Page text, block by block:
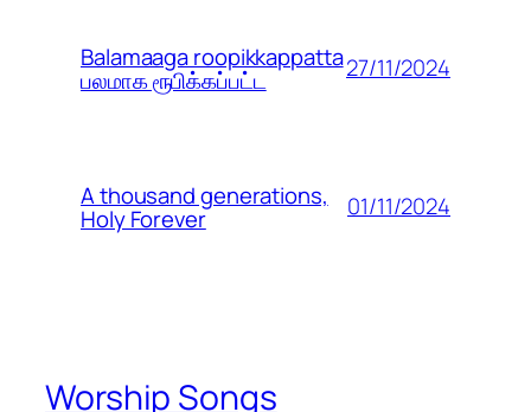
Balamaaga roopikkappatta
பலமாக ரூபிக்கப்பட்ட 27/11/2024
A thousand generations,
Holy Forever 01/11/2024
Worship Songs